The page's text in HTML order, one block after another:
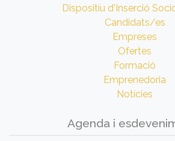
Dispositiu d'Inserció
Candidats/es
Empreses
Ofertes
Formació
Emprenedoria
Notícies
Agenda i